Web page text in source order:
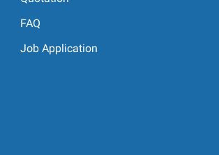
FAQ
Job Application